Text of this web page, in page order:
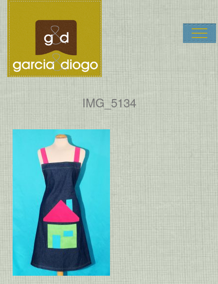
IMG_5134